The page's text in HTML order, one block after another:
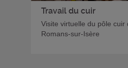
Travail du cuir
Visite virtuelle du pôle cuir
Romans-sur-Isère